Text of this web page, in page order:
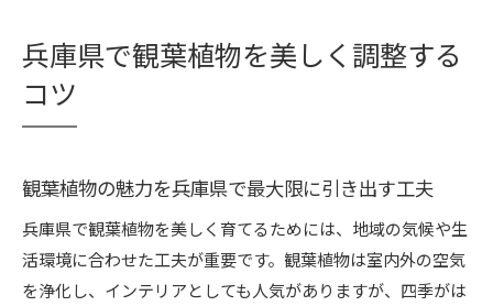
方法
観葉植物が快適に育つための室内環境作り
兵庫県で観葉植物の健康を保つ水やりの工夫
観葉植物と兵庫県の四季に応じた育成ポイント
観葉植物の快適育成に必要な温度と光のバラン
兵庫県で観葉植物を美しく調整する
コツ
観葉植物の魅力を兵庫県で最大限に引き出す工夫
兵庫県で観葉植物を美しく育てるためには、地域の気候や生
活環境に合わせた工夫が重要です。観葉植物は室内外の空気
を浄化し、インテリアとしても人気がありますが、四季がは